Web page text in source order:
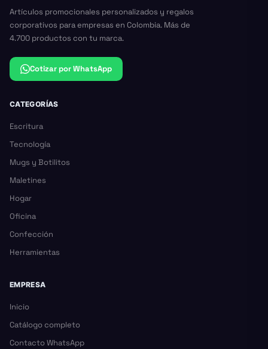
Artículos promocionales personalizados y regalos
corporativos para empresas en Colombia. Más de
4.700 productos con tu marca.
Cotizar por WhatsApp
CATEGORÍAS
Escritura
Tecnología
Mugs y Botilitos
Maletines
Hogar
Oficina
Confección
Herramientas
EMPRESA
Inicio
Catálogo completo
Contacto WhatsApp